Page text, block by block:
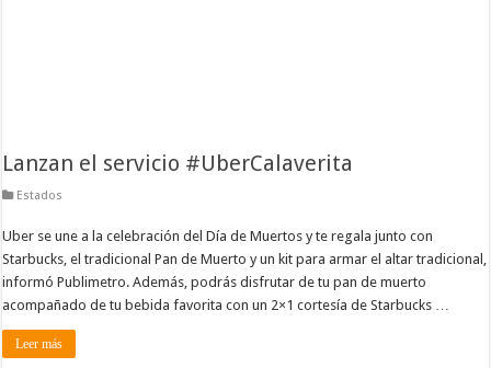
Lanzan el servicio #UberCalaverita
Estados
Uber se une a la celebración del Día de Muertos y te regala junto con
Starbucks, el tradicional Pan de Muerto y un kit para armar el altar tradicional,
informó Publimetro. Además, podrás disfrutar de tu pan de muerto
acompañado de tu bebida favorita con un 2×1 cortesía de Starbucks …
Leer más